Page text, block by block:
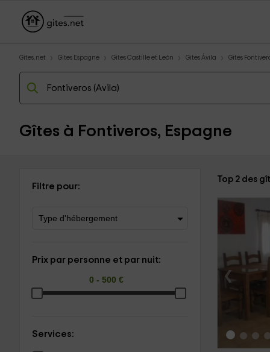
Gites.net Gites Espagne Gites Castille et León Gites Ávila Gites
Gîtes à Fontiveros, Espagne
Filtre pour:
Prix par personne et par nuit:
Services:
Top 2 des
‹